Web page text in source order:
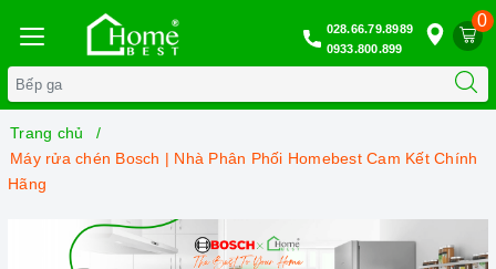
0
028.66.79.8989
0933.800.899
Trang chủ
Máy rửa chén Bosch | Nhà Phân Phối Homebest Cam Kết Chính
Hãng